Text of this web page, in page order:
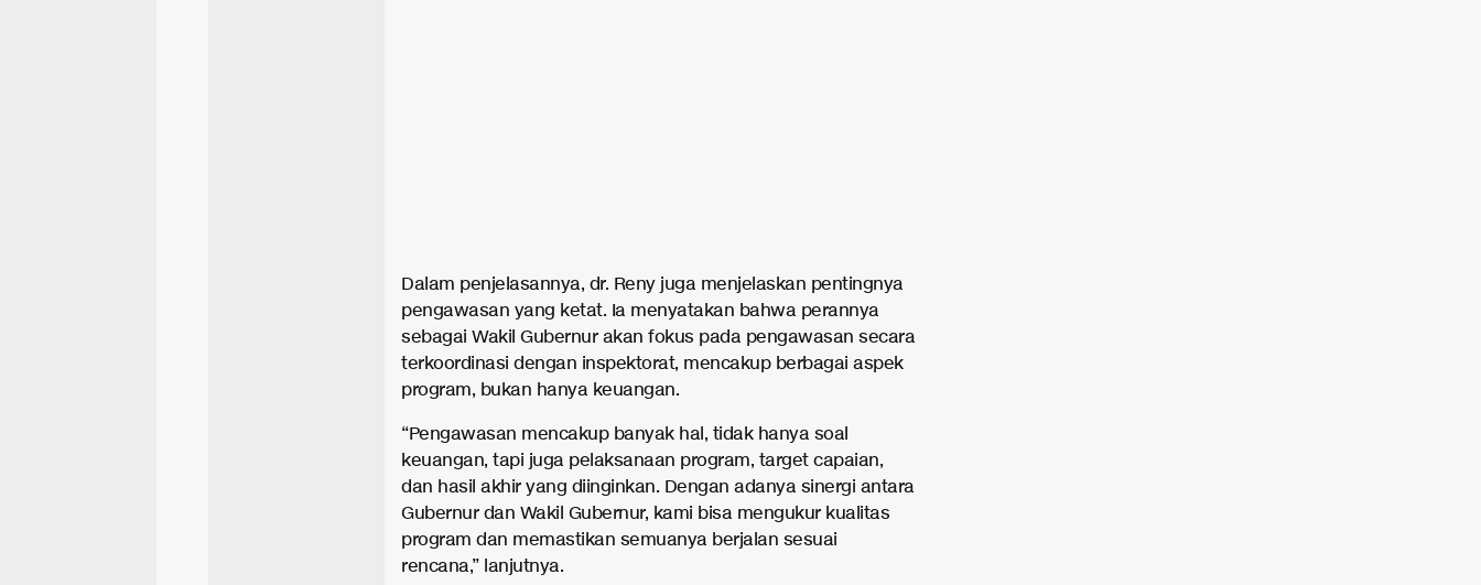
Dalam penjelasannya, dr. Reny juga menjelaskan pentingnya
pengawasan yang ketat. Ia menyatakan bahwa perannya
sebagai Wakil Gubernur akan fokus pada pengawasan secara
terkoordinasi dengan inspektorat, mencakup berbagai aspek
program, bukan hanya keuangan.
“Pengawasan mencakup banyak hal, tidak hanya soal
keuangan, tapi juga pelaksanaan program, target capaian,
dan hasil akhir yang diinginkan. Dengan adanya sinergi antara
Gubernur dan Wakil Gubernur, kami bisa mengukur kualitas
program dan memastikan semuanya berjalan sesuai
rencana,” lanjutnya.